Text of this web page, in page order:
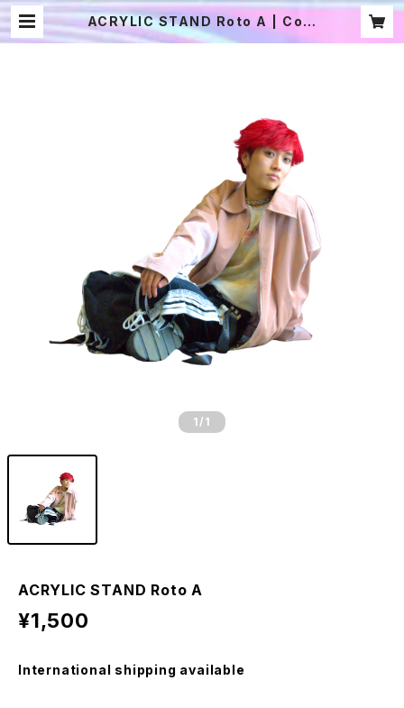
ACRYLIC STAND Roto A | Com
me des familia
1 /1
ACRYLIC STAND Roto A
¥1,500
International shipping available